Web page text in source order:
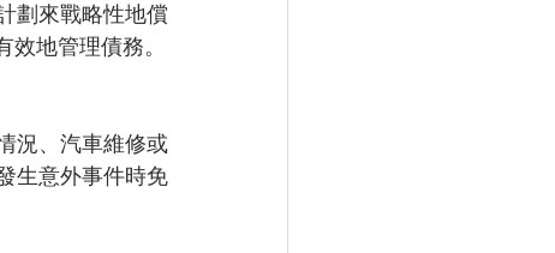
劃來戰略性地償
地管理債務。
況、汽車維修或
生意外事件時免